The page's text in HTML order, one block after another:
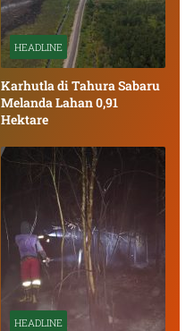
HEADLINE
Karhutla di Tahura Sabaru
Melanda Lahan 0,91
Hektare
HEADLINE